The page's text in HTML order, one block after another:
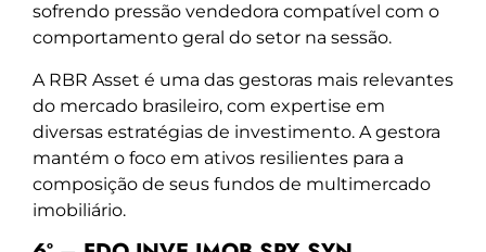
sofrendo pressão vendedora compatível com o
comportamento geral do setor na sessão.
A RBR Asset é uma das gestoras mais relevantes
do mercado brasileiro, com expertise em
diversas estratégias de investimento. A gestora
mantém o foco em ativos resilientes para a
composição de seus fundos de multimercado
imobiliário.